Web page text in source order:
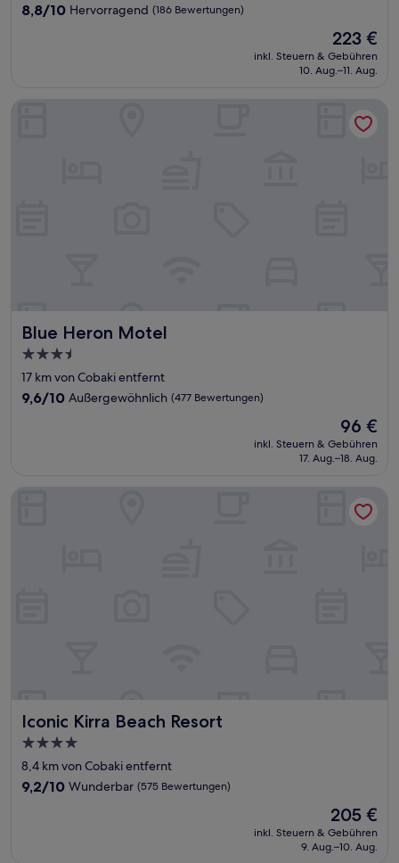
Unterkunft
8.8
8,8/10 Hervorragend (186 Bewertungen)
Der
Preis
beträgt
223 €
inkl. Steuern & Gebühren
10. Aug.–11. Aug.
Blue Heron Motel
Blue Heron Motel
3.5-
Sterne-
Unterkunft
17 km von Cobaki entfernt
9.6
9,6/10 Außergewöhnlich (477 Bewertungen)
Der
Preis
beträgt
96 €
inkl. Steuern & Gebühren
17. Aug.–18. Aug.
Blue Heron Motel
Iconic Kirra Beach Resort
Iconic Kirra Beach Resort
4.0-
Sterne-
Unterkunft
8,4 km von Cobaki entfernt
9.2
9,2/10 Wunderbar (575 Bewertungen)
Der
Preis
beträgt
205 €
inkl. Steuern & Gebühren
9. Aug.–10. Aug.